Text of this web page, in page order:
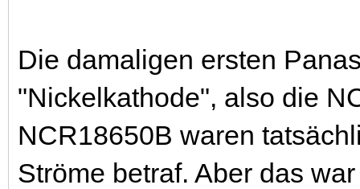
Die damaligen ersten
"Nickelkathode", also die
NCR18650B waren
Ströme betraf. Aber das